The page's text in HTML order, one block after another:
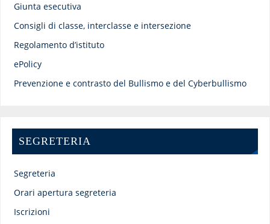
Giunta esecutiva
Consigli di classe, interclasse e intersezione
Regolamento d’istituto
ePolicy
Prevenzione e contrasto del Bullismo e del Cyberbullismo
SEGRETERIA
Segreteria
Orari apertura segreteria
Iscrizioni